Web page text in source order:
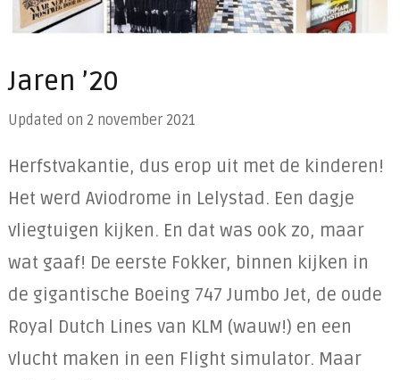
Jaren ’20
Updated on 2 november 2021
Herfstvakantie, dus erop uit met de kinderen!
Het werd Aviodrome in Lelystad. Een dagje
vliegtuigen kijken. En dat was ook zo, maar
wat gaaf! De eerste Fokker, binnen kijken in
de gigantische Boeing 747 Jumbo Jet, de oude
Royal Dutch Lines van KLM (wauw!) en een
vlucht maken in een Flight simulator. Maar